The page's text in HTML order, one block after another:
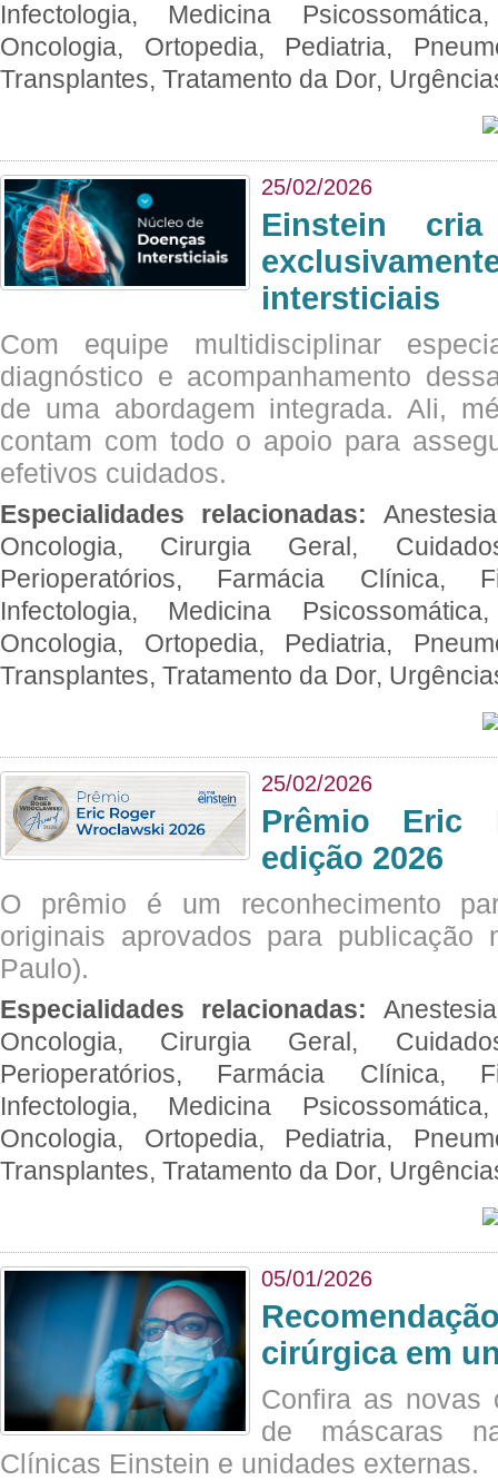
Infectologia, Medicina
Oncologia, Ortopedia, Pediatria,
Transplantes, Tratamento da Dor,
25/02/2026
Einstein
intersticiais
Com equipe multidisciplinar
diagnóstico e acompanhamento
de uma abordagem integrada. Ali,
contam com todo o apoio para
efetivos cuidados.
Especialidades relacionadas:
Oncologia, Cirurgia Geral,
Perioperatórios, Farmácia Clínica,
Infectologia, Medicina
Oncologia, Ortopedia, Pediatria,
Transplantes, Tratamento da Dor,
25/02/2026
Prêmio Eric
edição 2026
O prêmio é um reconhecimento
originais aprovados para publicação
Paulo).
Especialidades relacionadas:
Oncologia, Cirurgia Geral,
Perioperatórios, Farmácia Clínica,
Infectologia, Medicina
Oncologia, Ortopedia, Pediatria,
Transplantes, Tratamento da Dor,
05/01/2026
cirúrgica em
Confira as novas
de máscaras
Clínicas Einstein e unidades externas.